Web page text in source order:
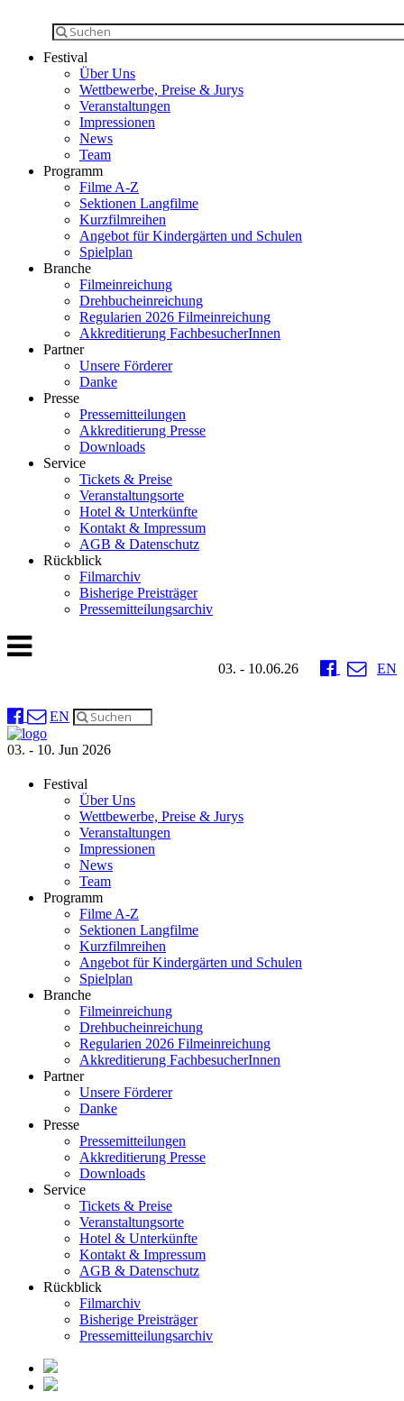
Festival
Über Uns
Wettbewerbe, Preise & Jurys
Veranstaltungen
Impressionen
News
Team
Programm
Filme A-Z
Sektionen Langfilme
Kurzfilmreihen
Angebot für Kindergärten und Schulen
Spielplan
Branche
Filmeinreichung
Drehbucheinreichung
Regularien 2026 Filmeinreichung
Akkreditierung FachbesucherInnen
Partner
Unsere Förderer
Danke
Presse
Pressemitteilungen
Akkreditierung Presse
Downloads
Service
Tickets & Preise
Veranstaltungsorte
Hotel & Unterkünfte
Kontakt & Impressum
AGB & Datenschutz
Rückblick
Filmarchiv
Bisherige Preisträger
Pressemitteilungsarchiv
03. - 10.06.26 EN
EN
03. - 10. Jun 2026
Festival
Über Uns
Wettbewerbe, Preise & Jurys
Veranstaltungen
Impressionen
News
Team
Programm
Filme A-Z
Sektionen Langfilme
Kurzfilmreihen
Angebot für Kindergärten und Schulen
Spielplan
Branche
Filmeinreichung
Drehbucheinreichung
Regularien 2026 Filmeinreichung
Akkreditierung FachbesucherInnen
Partner
Unsere Förderer
Danke
Presse
Pressemitteilungen
Akkreditierung Presse
Downloads
Service
Tickets & Preise
Veranstaltungsorte
Hotel & Unterkünfte
Kontakt & Impressum
AGB & Datenschutz
Rückblick
Filmarchiv
Bisherige Preisträger
Pressemitteilungsarchiv